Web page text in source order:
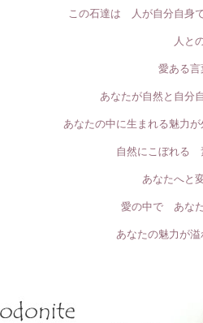
この石達は 人が自分自身
人と
愛ある
あなたが自然と自分
あなたの中に生まれる魅力
自然にこぼれる
あなたへと
愛の中で あな
あなたの魅力が